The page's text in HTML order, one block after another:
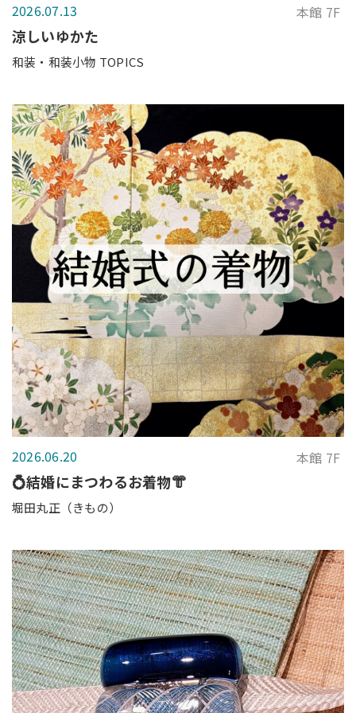
2026.07.13 本館 7F
涼しいゆかた
和装・和装小物 TOPICS
2026.06.20 本館 7F
💍結婚にまつわるお着物👘
堀田丸正（きもの）